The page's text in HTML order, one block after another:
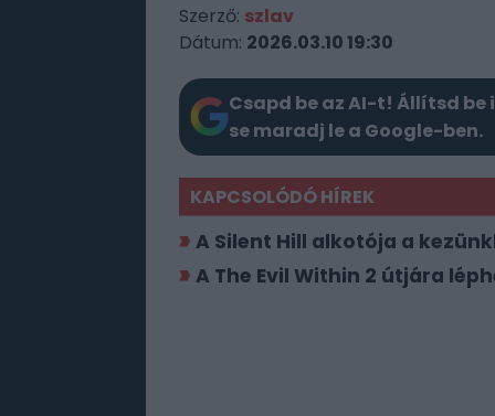
Szerző: szlav
Dátum: 2026.03.10 19:30
Csapd be az AI-t! Állítsd
se maradj le a Google-ben.
KAPCSOLÓDÓ HÍREK
A Silent Hill alkotója a
A The Evil Within 2 útjára